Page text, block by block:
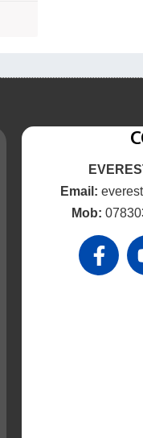
Email:
Mob: